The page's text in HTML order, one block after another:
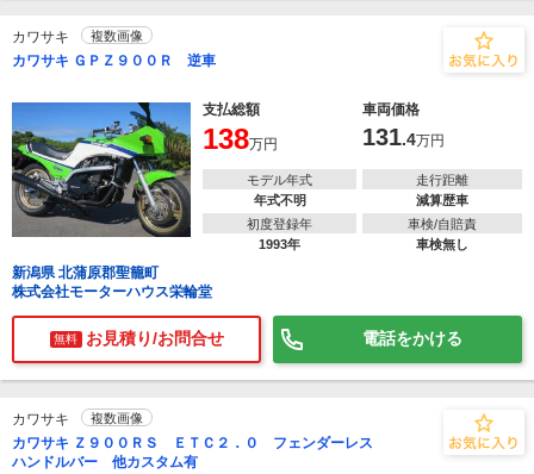
カワサキ 複数画像
カワサキ ＧＰＺ９００Ｒ 逆車
支払総額 車両価格
138万円 131.4万円
モデル年式
年式不明
走行距離
減算歴車
初度登録年
1993年
車検/自賠責
車検無し
新潟県 北蒲原郡聖籠町
株式会社モーターハウス栄輪堂
無料 お見積り/お問合せ 電話をかける
カワサキ 複数画像
カワサキ Ｚ９００ＲＳ ＥＴＣ２．０ フェンダーレス
ハンドルバー 他カスタム有